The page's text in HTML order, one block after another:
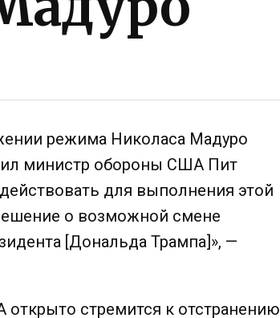
режима Николаса Мадуро
министр обороны США Пит
для выполнения этой
о возможной смене
[Дональда Трампа]», —
стремится к отстранению